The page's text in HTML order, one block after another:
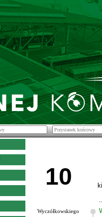
10
Wyczółkowskiego